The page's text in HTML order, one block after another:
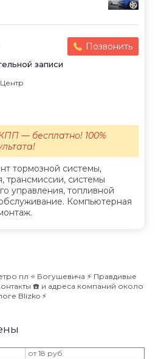
записи
Позвонить
Центр
тормозной системы,
трансмиссии, системы
управления, топливной
Компьютерная
— бесплатно! 100%
пл ⭐️ Богушевича ⚡️ Правдивые
☎️ и адреса компаний около
Blizko ⚡️
от 18 руб.